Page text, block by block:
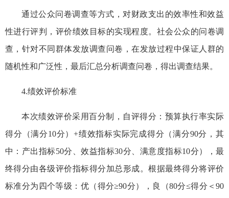
通过公众问卷调查等方式，对财政支出的效率性和效益
性进行评判，评价绩效目标的实现程度。社会公众的问卷调
查，针对不同群体发放调查问卷，在发放过程中保证人群的
随机性和广泛性，最后汇总分析调查问卷，得出调查结果。
4.绩效评价标准
本次绩效评价采用百分制，自评得分：预算执行率实际
得分（满分10分）+绩效指标实际完成得分（满分90分，其
中：产出指标50分、效益指标30分、满意度指标10分），最
终得分由各级评价指标得分加总形成。根据最终得分将评价
标准分为四个等级：优（得分≥90分），良（80分≤得分＜90